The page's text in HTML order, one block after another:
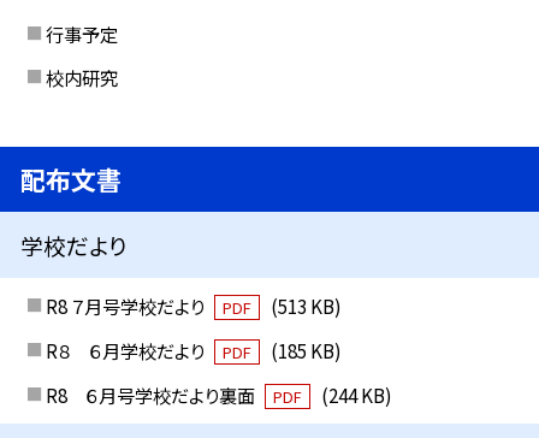
行事予定
校内研究
配布文書
学校だより
R8 ７月号学校だより PDF
(513 KB)
R８ ６月学校だより
PDF
(185 KB)
R8 ６月号学校だより裏面
PDF (244 KB)